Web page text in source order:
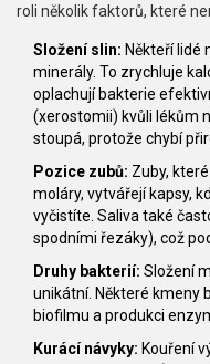
roli několik faktorů, které
Složení slin: Někteří lidé
minerály. To zrychluje
oplachují bakterie
(xerostomii) kvůli lékům
stoupá, protože chybí
Pozice zubů: Zuby,
moláry, vytvářejí kapsy,
vyčistíte. Saliva také
spodními řezáky), což
Druhy bakterií: Složení
unikátní. Některé kmeny
biofilmu a produkci
Kurácí návyky: Kouření